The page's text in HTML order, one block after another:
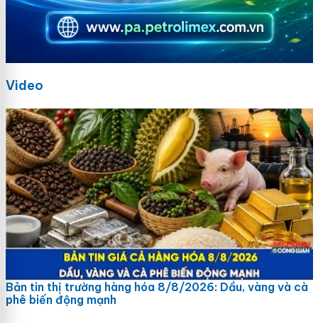
Video
Bản tin thị trường hàng hóa 8/8/2026: Dầu, vàng và cà
phê biến động mạnh